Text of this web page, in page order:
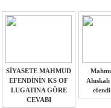
SİYASETE MAHMUD
EFENDİNİN KS OF
LUGATINA GÖRE
CEVABI